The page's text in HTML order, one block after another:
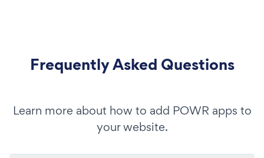
Frequently Asked Questions
Learn more about how to add POWR apps to
your website.